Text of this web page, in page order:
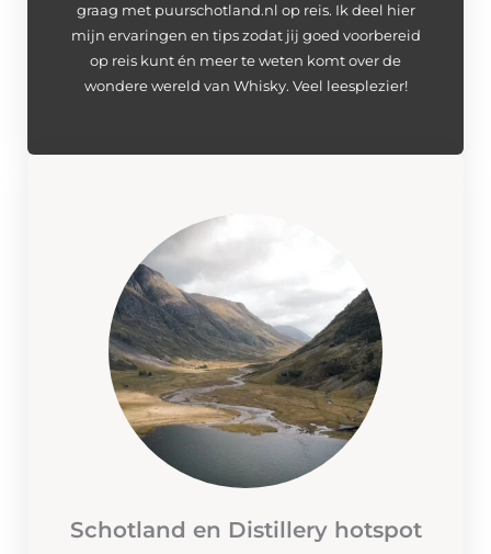
graag met puurschotland.nl op reis. Ik deel hier
mijn ervaringen en tips zodat jij goed voorbereid
op reis kunt én meer te weten komt over de
wondere wereld van Whisky. Veel leesplezier!
Schotland en Distillery hotspot